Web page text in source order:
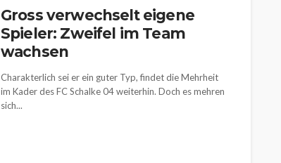
Gross verwechselt eigene
Spieler: Zweifel im Team
wachsen
Charakterlich sei er ein guter Typ, findet die Mehrheit
im Kader des FC Schalke 04 weiterhin. Doch es mehren
sich...